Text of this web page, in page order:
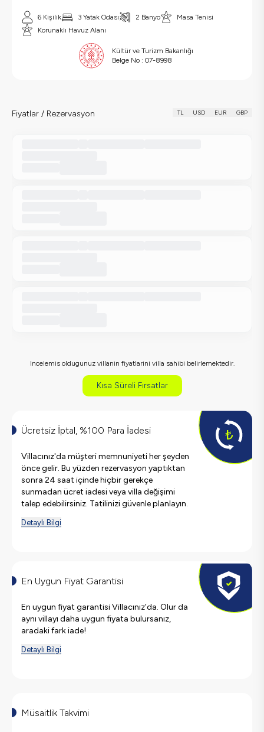
6 Kişilik 3 Yatak Odası 2 Banyo
Masa Tenisi
Korunaklı Havuz Alanı
Kültür ve Turizm Bakanlığı
Belge No : 07-8998
Fiyatlar / Rezervasyon TL USD EUR GBP
Incelemis oldugunuz villanin fiyatlarini villa sahibi belirlemektedir.
Kısa Süreli Fırsatlar
Ücretsiz İptal, %100 Para İadesi
Villacınız'da müşteri memnuniyeti her şeyden
önce gelir. Bu yüzden rezervasyon yaptıktan
sonra 24 saat içinde hiçbir gerekçe
sunmadan ücret iadesi veya villa değişimi
talep edebilirsiniz. Tatilinizi güvenle planlayın.
Detaylı Bilgi
En Uygun Fiyat Garantisi
En uygun fiyat garantisi Villacınız’da. Olur da
aynı villayı daha uygun fiyata bulursanız,
aradaki fark iade!
Detaylı Bilgi
Müsaitlik Takvimi